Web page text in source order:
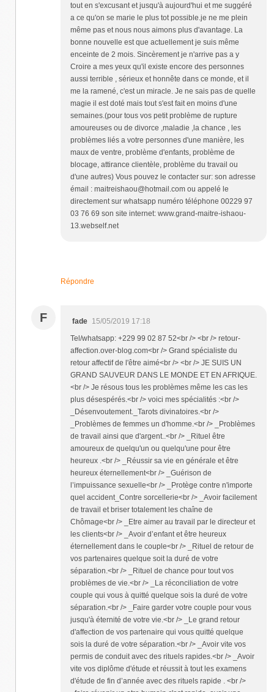
tout en s'excusant et jusqu'à aujourd'hui et me suggéré
a ce qu'on se marie le plus tot possible.je ne me plein
même pas et nous nous aimons plus d'avantage. La
bonne nouvelle est que actuellement je suis même
enceinte de 2 mois. Sincèrement je n'arrive pas a y
Croire a mes yeux qu'il existe encore des personnes
aussi terrible , sérieux et honnête dans ce monde, et il
me la ramené, c'est un miracle. Je ne sais pas de quelle
magie il est doté mais tout s'est fait en moins d'une
semaines.(pour tous vos petit problème de rupture
amoureuses ou de divorce ,maladie ,la chance , les
problèmes liés a votre personnes d'une manière, les
maux de ventre, problème d'enfants, problème de
blocage, attirance clientèle, problème du travail ou
d'une autres) Vous pouvez le contacter sur: son adresse
émail : maitreishaou@hotmail.com ou appelé le
directement sur whatsapp numéro téléphone 00229 97
03 76 69 son site internet: www.grand-maitre-ishaou-
13.webself.net
Répondre
F fade 15/05/2019 17:18
Tel/whatsapp: +229 99 02 87 52<br /> <br /> retour-
affection.over-blog.com<br /> Grand spécialiste du
retour affectif de l'être aimé<br /> <br /> JE SUIS UN
GRAND SAUVEUR DANS LE MONDE ET EN AFRIQUE.
<br /> Je résous tous les problèmes même les cas les
plus désespérés.<br /> voici mes spécialités :<br />
_Désenvoutement._Tarots divinatoires.<br />
_Problèmes de femmes un d'homme.<br /> _Problèmes
de travail ainsi que d'argent..<br /> _Rituel être
amoureux de quelqu'un ou quelqu'une pour être
heureux .<br /> _Réussir sa vie en générale et être
heureux éternellement<br /> _Guérison de
l’impuissance sexuelle<br /> _Protège contre n'importe
quel accident_Contre sorcellerie<br /> _Avoir facilement
de travail et briser totalement les chaîne de
Chômage<br /> _Etre aimer au travail par le directeur et
les clients<br /> _Avoir d’enfant et être heureux
éternellement dans le couple<br /> _Rituel de retour de
vos partenaires quelque soit la duré de votre
séparation.<br /> _Rituel de chance pour tout vos
problèmes de vie.<br /> _La réconciliation de votre
couple qui vous à quitté quelque sois la duré de votre
séparation.<br /> _Faire garder votre couple pour vous
jusqu'à éternité de votre vie.<br /> _Le grand retour
d'affection de vos partenaire qui vous quitté quelque
sois la duré de votre séparation.<br /> _Avoir vite vos
permis de conduit avec des rituels rapides.<br /> _Avoir
vite vos diplôme d'étude et réussit à tout les examens
d'étude de fin d’année avec des rituels rapide . <br />